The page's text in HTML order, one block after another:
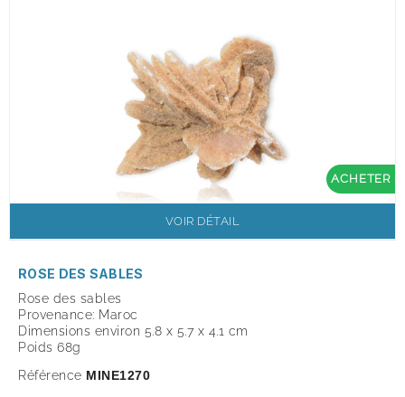
ACHETER
VOIR DÉTAIL
ROSE DES SABLES
Rose des sables
Provenance: Maroc
Dimensions environ 5.8 x 5.7 x 4.1 cm
Poids 68g
Référence MINE1270